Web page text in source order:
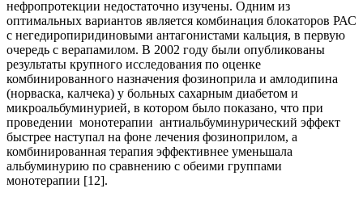
нефропротекции недостаточно изучены. Одним из
оптимальных вариантов является комбинация блокаторов РАС
с негедиропиридиновыми антагонистами кальция, в первую
очередь с верапамилом. В 2002 году были опубликованы
результаты крупного исследования по оценке
комбинированного назначения фозиноприла и амлодипина
(норваска, калчека) у больных сахарным диабетом и
микроальбуминурией, в котором было показано, что при
проведении монотерапии антиальбуминурический эффект
быстрее наступал на фоне лечения фозиноприлом, а
комбинированная терапия эффективнее уменьшала
альбуминурию по сравнению с обеими группами
монотерапии [12].